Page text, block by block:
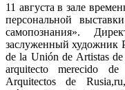
11 августа в зале
персональной
самопознания».
заслуженный художник
de la Unión de Artistas
arquitecto merecido
Arquitectos de